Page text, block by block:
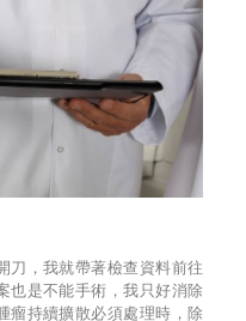
刀，我就帶著檢查資料前往
也是不能手術，我只好消除
瘤持續擴散必須處理時，除